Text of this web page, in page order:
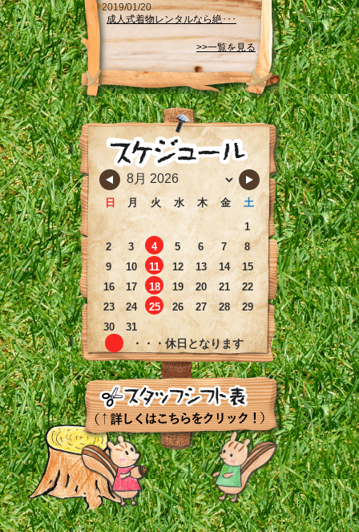
2019/01/20
成人式着物レンタルなら絶･･･
>>一覧を見る
日 月 火 水 木 金
土
1
2
3 4 5 6 7
8
9
10 11 12 13 14
15
16
17 18 19 20 21
22
23
24 25 26 27 28
29
30
31
・・・休日となります